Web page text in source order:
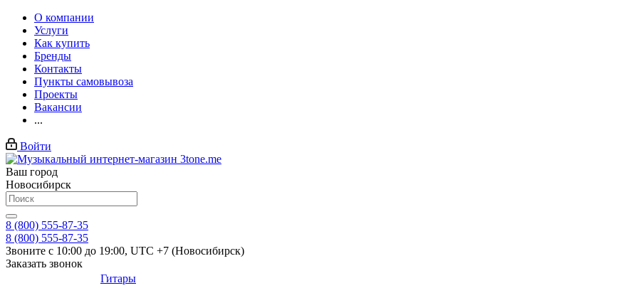
О компании
Услуги
Как купить
Бренды
Контакты
Пункты самовывоза
Проекты
Вакансии
...
Войти
Ваш город
Новосибирск
8 (800) 555-87-35
8 (800) 555-87-35
Звоните с 10:00 до 19:00, UTC +7 (Новосибирск)
Заказать звонок
Гитары